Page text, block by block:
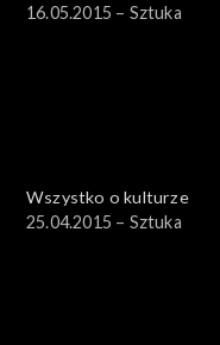
16.05.2015 – Sztuka
Wszystko o kulturze
25.04.2015 – Sztuka